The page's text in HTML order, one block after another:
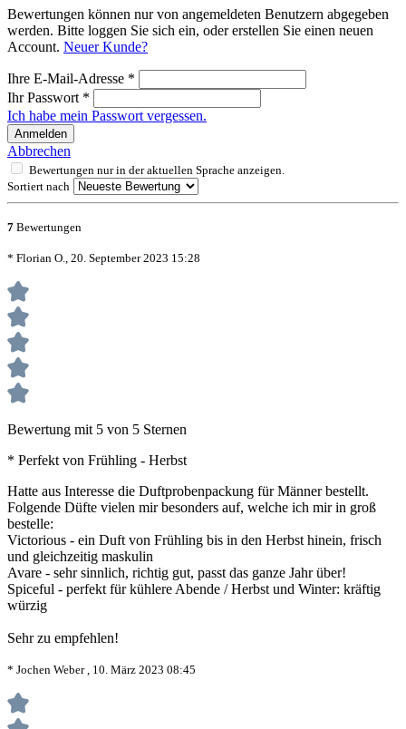
Bewertungen können nur von angemeldeten Benutzern abgegeben
werden. Bitte loggen Sie sich ein, oder erstellen Sie einen neuen
Account. Neuer Kunde?
Ihre E-Mail-Adresse *
Ihr Passwort *
Ich habe mein Passwort vergessen.
Anmelden
Abbrechen
Bewertungen nur in der aktuellen Sprache anzeigen.
Sortiert nach
7 Bewertungen
* Florian O., 20. September 2023 15:28
Bewertung mit 5 von 5 Sternen
* Perfekt von Frühling - Herbst
Hatte aus Interesse die Duftprobenpackung für Männer bestellt.
Folgende Düfte vielen mir besonders auf, welche ich mir in groß
bestelle:
Victorious - ein Duft von Frühling bis in den Herbst hinein, frisch
und gleichzeitig maskulin
Avare - sehr sinnlich, richtig gut, passt das ganze Jahr über!
Spiceful - perfekt für kühlere Abende / Herbst und Winter: kräftig
würzig
Sehr zu empfehlen!
* Jochen Weber , 10. März 2023 08:45